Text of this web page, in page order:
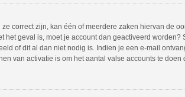
correct zijn, kan één of meerdere zaken hiervan de
het geval is, moet je account dan geactiveerd
of dit al dan niet nodig is. Indien je een e-mail
van activatie is om het aantal valse accounts te